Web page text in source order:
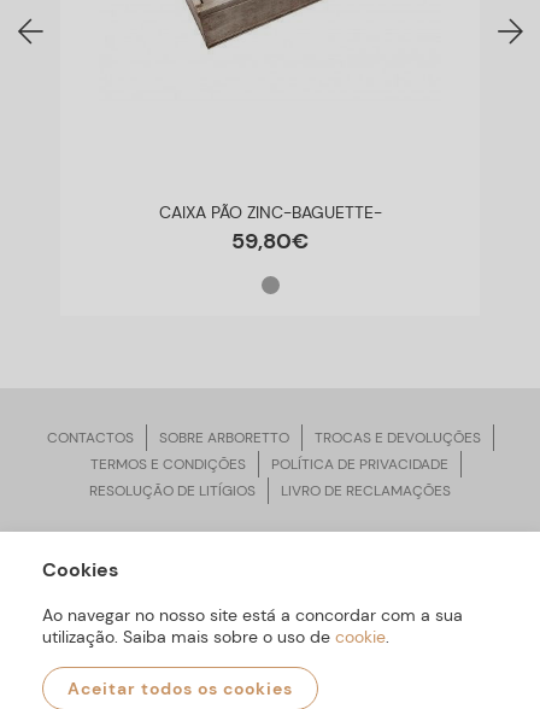
CAIXA PÃO ZINC-BAGUETTE-
59,80€
CONTACTOS SOBRE ARBORETTO
TROCAS E DEVOLUÇÕES
TERMOS E CONDIÇÕES
POLÍTICA DE PRIVACIDADE
RESOLUÇÃO DE LITÍGIOS
LIVRO DE RECLAMAÇÕES
ARBORETTO © Todos os Direitos Reservados | Desenvolvido por
Cookies
Ao navegar no nosso site está a concordar com a sua
utilização. Saiba mais sobre o uso de cookie.
Aceitar todos os cookies